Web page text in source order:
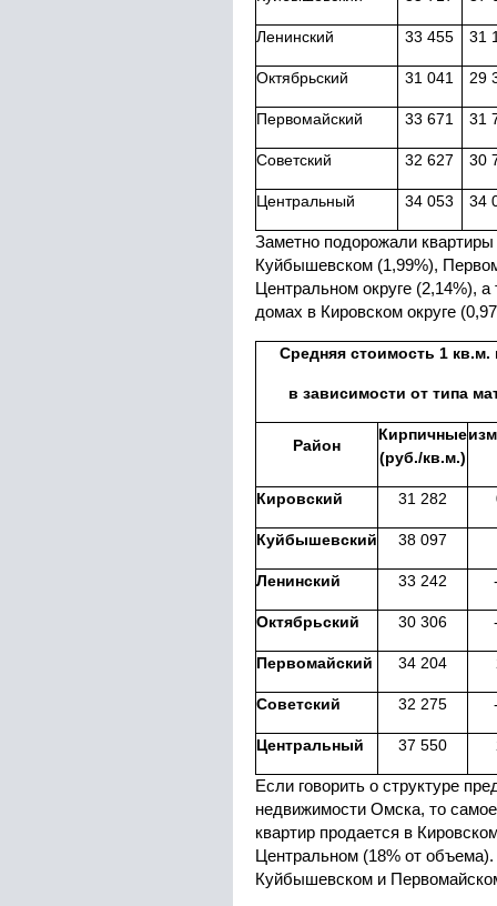
Ленинский 33 455 31
Октябрьский 31 041 29
Первомайский 33 671 31
Советский 32 627 30
Центральный 34 053 34
Заметно подорожали
Куйбышевском (1,99%),
Центральном округе (2,14%),
домах в Кировском округе
Средняя стоимость 1
в зависимости от типа
Район
Кирпичные
(руб./кв.м.)
Кировский 31 282
Куйбышевский 38 097
Ленинский 33 242
Октябрьский 30 306
Первомайский 34 204
Советский 32 275
Центральный 37 550
Если говорить о структуре
недвижимости Омска, то
квартир продается в
Центральном (18% от
Куйбышевском и